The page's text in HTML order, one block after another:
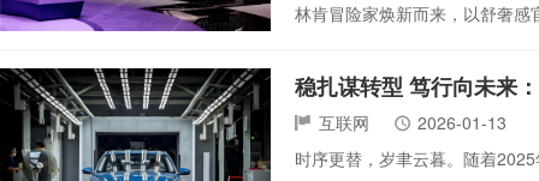
林肯冒险家焕新而来，以舒奢
稳扎谋转型 笃行向未来
互联网
2026-01-13
时序更替，岁聿云暮。随着